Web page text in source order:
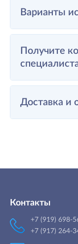
Варианты
Получите
Доставка и
Контакты
+7 (919) 698-
+7 (917) 264-